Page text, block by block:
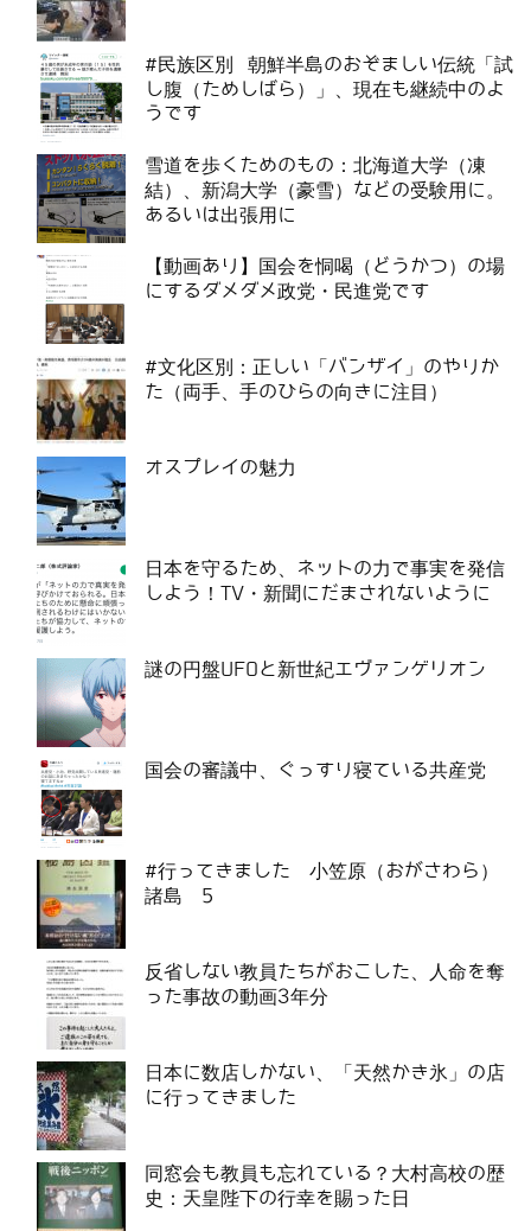
#民族区別 朝鮮半島のおぞましい伝統「試
し腹（ためしばら）」、現在も継続中のよ
うです
雪道を歩くためのもの：北海道大学（凍
結）、新潟大学（豪雪）などの受験用に。
あるいは出張用に
【動画あり】国会を恫喝（どうかつ）の場
にするダメダメ政党・民進党です
#文化区別：正しい「バンザイ」のやりか
た（両手、手のひらの向きに注目）
オスプレイの魅力
日本を守るため、ネットの力で事実を発信
しよう！TV・新聞にだまされないように
謎の円盤UFOと新世紀エヴァンゲリオン
国会の審議中、ぐっすり寝ている共産党
#行ってきました 小笠原（おがさわら）
諸島 5
反省しない教員たちがおこした、人命を奪
った事故の動画3年分
日本に数店しかない、「天然かき氷」の店
に行ってきました
同窓会も教員も忘れている？大村高校の歴
史：天皇陛下の行幸を賜った日